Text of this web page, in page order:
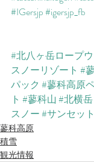
#IGersjp#igersjp_fb
#北八ヶ岳ロープ
スノーリゾート #
パック #蓼科高原
ト #蓼科山#北横岳
スノー#サンセット
蓼科高原
積雪
観光情報